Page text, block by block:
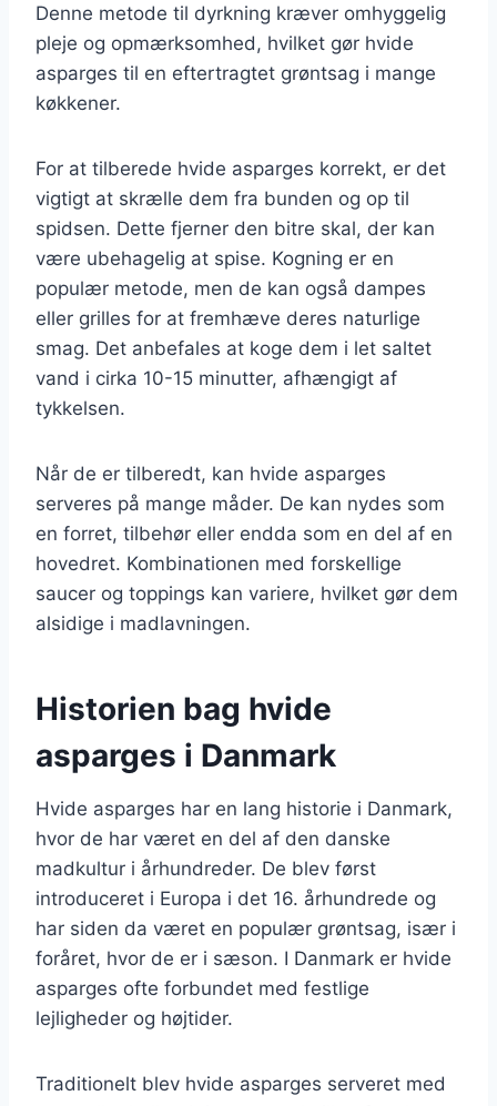
Denne metode til dyrkning kræver omhyggelig
pleje og opmærksomhed, hvilket gør hvide
asparges til en eftertragtet grøntsag i mange
køkkener.
For at tilberede hvide asparges korrekt, er det
vigtigt at skrælle dem fra bunden og op til
spidsen. Dette fjerner den bitre skal, der kan
være ubehagelig at spise. Kogning er en
populær metode, men de kan også dampes
eller grilles for at fremhæve deres naturlige
smag. Det anbefales at koge dem i let saltet
vand i cirka 10-15 minutter, afhængigt af
tykkelsen.
Når de er tilberedt, kan hvide asparges
serveres på mange måder. De kan nydes som
en forret, tilbehør eller endda som en del af en
hovedret. Kombinationen med forskellige
saucer og toppings kan variere, hvilket gør dem
alsidige i madlavningen.
Historien bag hvide
asparges i Danmark
Hvide asparges har en lang historie i Danmark,
hvor de har været en del af den danske
madkultur i århundreder. De blev først
introduceret i Europa i det 16. århundrede og
har siden da været en populær grøntsag, især i
foråret, hvor de er i sæson. I Danmark er hvide
asparges ofte forbundet med festlige
lejligheder og højtider.
Traditionelt blev hvide asparges serveret med